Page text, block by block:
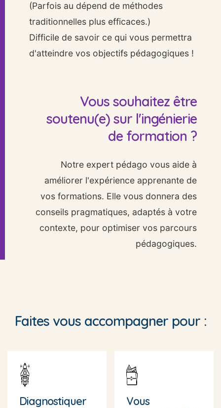
(Parfois au dépend de méthodes
traditionnelles plus efficaces.)
Difficile de savoir ce qui vous permettra
d'atteindre vos objectifs pédagogiques !
Vous souhaitez être
soutenu(e) sur l'ingénierie
de formation ?
Notre expert pédago vous aide à
améliorer l'expérience apprenante de
vos formations. Elle vous donnera des
conseils pragmatiques, adaptés à votre
contexte, pour optimiser vos parcours
pédagogiques.
Faites vous accompagner pour :
Diagnostiquer
Vous